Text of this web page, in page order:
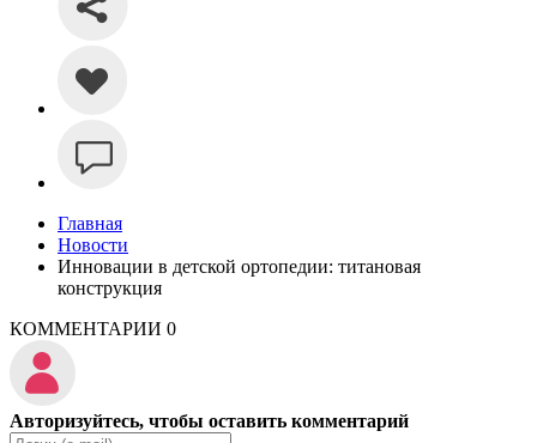
Главная
Новости
Инновации в детской ортопедии: титановая
конструкция
КОММЕНТАРИИ 0
Авторизуйтесь, чтобы оставить комментарий